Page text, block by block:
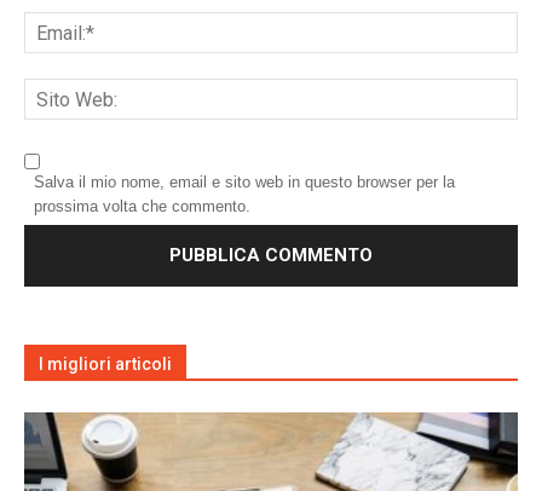
Salva il mio nome, email e sito web in questo browser per la
prossima volta che commento.
I migliori articoli